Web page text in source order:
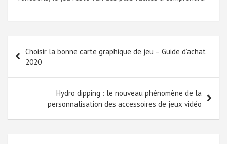
de
l’article
Choisir la bonne carte graphique de jeu – Guide d’achat
2020
Hydro dipping : le nouveau phénomène de la
personnalisation des accessoires de jeux vidéo